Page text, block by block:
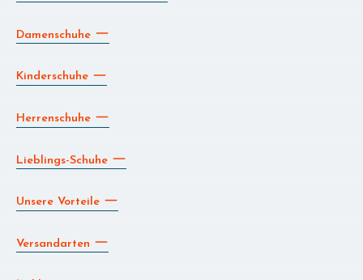
Damenschuhe
Kinderschuhe
Herrenschuhe
Lieblings-Schuhe
Unsere Vorteile
Versandarten